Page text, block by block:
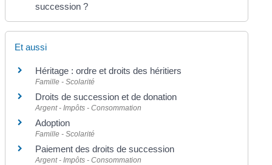
succession ?
Et aussi
Héritage : ordre et droits des héritiers
Famille - Scolarité
Droits de succession et de donation
Argent - Impôts - Consommation
Adoption
Famille - Scolarité
Paiement des droits de succession
Argent - Impôts - Consommation